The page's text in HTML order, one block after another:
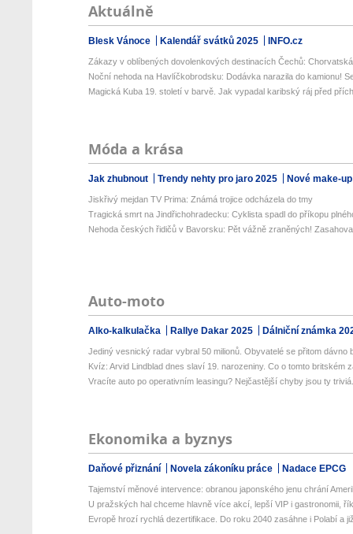
Aktuálně
Blesk Vánoce Kalendář svátků 2025 INFO.cz
Zákazy v oblíbených dovolenkových destinacích Čechů:
Noční nehoda na Havlíčkobrodsku: Dodávka narazila do kamionu!
Magická Kuba 19. století v barvě. Jak vypadal karibský ráj před
Móda a krása
Jak zhubnout Trendy nehty pro jaro 2025 Nové make-
Jiskřivý mejdan TV Prima: Známá trojice odcházela do tmy
Tragická smrt na Jindřichohradecku: Cyklista spadl do příkopu
Nehoda českých řidičů v Bavorsku: Pět vážně zraněných!
Auto-moto
Alko-kalkulačka Rallye Dakar 2025 Dálniční známka
Jediný vesnický radar vybral 50 milionů. Obyvatelé se přitom dávno
Kvíz: Arvid Lindblad dnes slaví 19. narozeniny. Co o tomto britském
Vracíte auto po operativním leasingu? Nejčastější chyby jsou ty
Ekonomika a byznys
Daňové přiznání Novela zákoníku práce Nadace EPCG
Tajemství měnové intervence: obranou japonského jenu chrání
U pražských hal chceme hlavně více akcí, lepší VIP i gastronomii,
Evropě hrozí rychlá dezertifikace. Do roku 2040 zasáhne i Polabí a